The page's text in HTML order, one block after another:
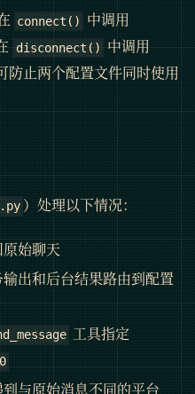
connect() 中调用
disconnect() 中调用
防止两个配置文件同时使用
）处理以下情况：
始聊天
出和后台结果路由到配置
工具指定
与原始消息不同的平台